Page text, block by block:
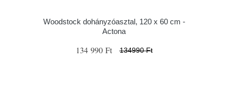
Woodstock dohányzóasztal, 120 x 60 cm -
Actona
134 990 Ft 134990 Ft